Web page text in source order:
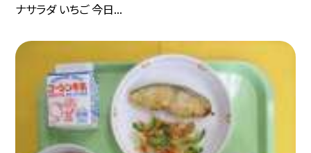
ナサラダ いちご 今日...